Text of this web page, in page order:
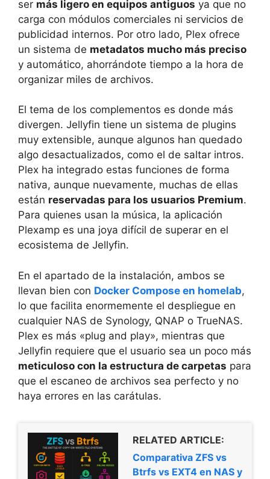
ser más ligero en equipos antiguos ya que no
carga con módulos comerciales ni servicios de
publicidad internos. Por otro lado, Plex ofrece
un sistema de metadatos mucho más preciso
y automático, ahorrándote tiempo a la hora de
organizar miles de archivos.
El tema de los complementos es donde más
divergen. Jellyfin tiene un sistema de plugins
muy extensible, aunque algunos han quedado
algo desactualizados, como el de saltar intros.
Plex ha integrado estas funciones de forma
nativa, aunque nuevamente, muchas de ellas
están reservadas para los usuarios Premium.
Para quienes usan la música, la aplicación
Plexamp es una joya difícil de superar en el
ecosistema de Jellyfin.
En el apartado de la instalación, ambos se
llevan bien con Docker Compose en homelab,
lo que facilita enormemente el despliegue en
cualquier NAS de Synology, QNAP o TrueNAS.
Plex es más «plug and play», mientras que
Jellyfin requiere que el usuario sea un poco más
meticuloso con la estructura de carpetas para
que el escaneo de archivos sea perfecto y no
haya errores en las carátulas.
RELATED ARTICLE:
Comparativa ZFS vs
Btrfs vs EXT4 en NAS y